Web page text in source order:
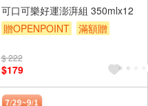
可口可樂好運澎湃組 350mlx12
贈OPENPOINT
滿額贈
$ 222
$179